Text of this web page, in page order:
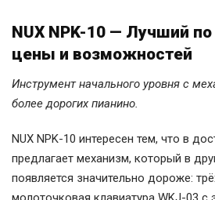
NUX NPK-10 — Лучший
цены и возможностей
Инструмент начального уровня с
более дорогих пианино.
NUX NPK-10 интересен тем, что в
предлагает механизм, который в
появляется значительно дороже: